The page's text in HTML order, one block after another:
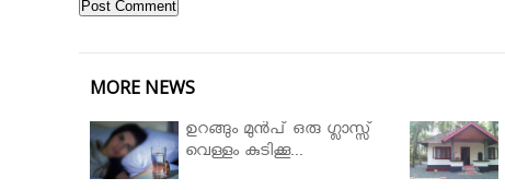
MORE NEWS
ഉറങ്ങും മുന്‍പ് ഒരു ഗ്ലാസ്സ്
വെള്ളം കുടിക്കൂ...